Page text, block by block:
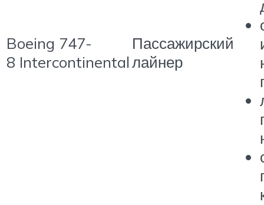
Boeing 747-
8 Intercontinental
Пассажирский
лайнер